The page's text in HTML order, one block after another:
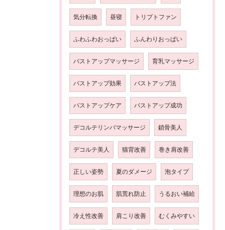
気分転換 昼寝 トリプトファン
ふわふわおっぱい ふんわりおっぱい
バストアップマッサージ 育乳マッサージ
バストアップ効果 バストアップ法
バストアップケア バストアップ成功
デコルテリンパマッサージ 鎖骨美人
デコルテ美人 猫背改善 巻き肩改善
正しい姿勢 夏のダメージ 泡タイプ
理想のお肌 肌荒れ防止 うるおい補給
冷え性改善 肩こり改善 むくみやすい